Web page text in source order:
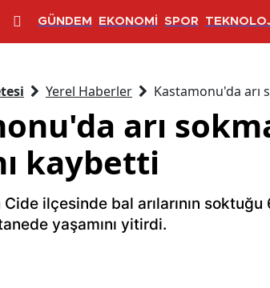
GÜNDEM EKONOMİ SPOR
Yerel Haberler Kastamonu'da arı
arı
kaybetti
ilçesinde bal arılarının soktuğu
yaşamını yitirdi.